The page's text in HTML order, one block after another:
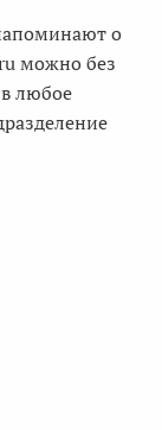
о
можно без
любое